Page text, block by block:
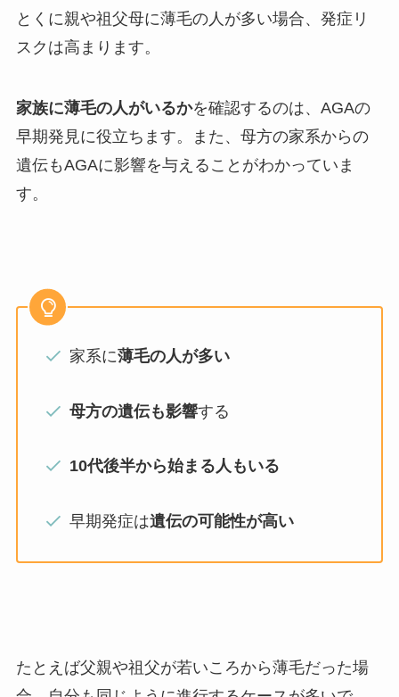
とくに親や祖父母に薄毛の人が多い場合、発症リ
スクは高まります。
家族に薄毛の人がいるかを確認するのは、AGAの
早期発見に役立ちます。また、母方の家系からの
遺伝もAGAに影響を与えることがわかっていま
す。
家系に薄毛の人が多い
母方の遺伝も影響する
10代後半から始まる人もいる
早期発症は遺伝の可能性が高い
たとえば父親や祖父が若いころから薄毛だった場